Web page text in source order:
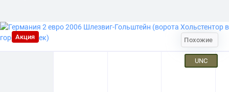
Похожие
UNC
Акция